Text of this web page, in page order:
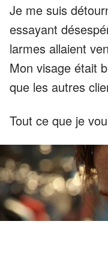
Je me suis
essayant
larmes allaient
Mon visage était
que les autres
Tout ce que je